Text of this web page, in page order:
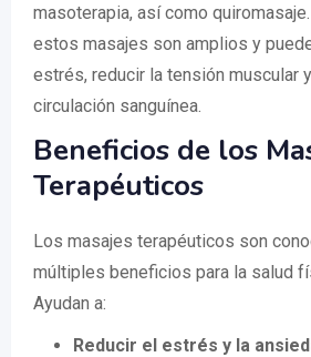
masoterapia, así como
estos masajes son amplios y
estrés, reducir la tensión muscular
circulación sanguínea.
Beneficios de los
Terapéuticos
Los masajes terapéuticos son
múltiples beneficios para la salud
Ayudan a:
Reducir el estrés y la